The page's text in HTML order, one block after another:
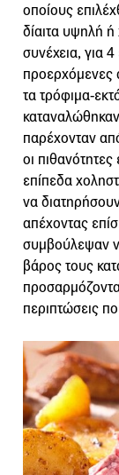
οποίους
δίαιτα υψηλή
συνέχεια, για
προερχόμενες
τα τρόφιμα-
παρέχονταν
οι
επίπεδα
να
απέχοντας
συμβούλεψαν
βάρος τους
περιπτώσεις